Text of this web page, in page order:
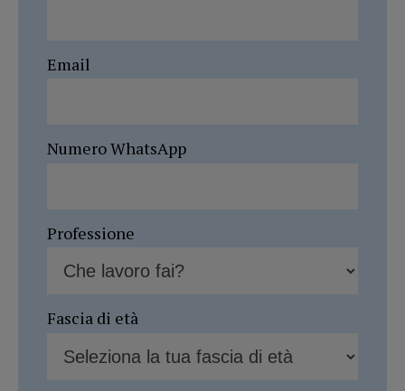
Email
Numero WhatsApp
Professione
Fascia di età